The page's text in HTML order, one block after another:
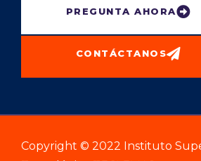
PREGUNTA AHORA
CONTÁCTANOS
Copyright © 2022 Instituto